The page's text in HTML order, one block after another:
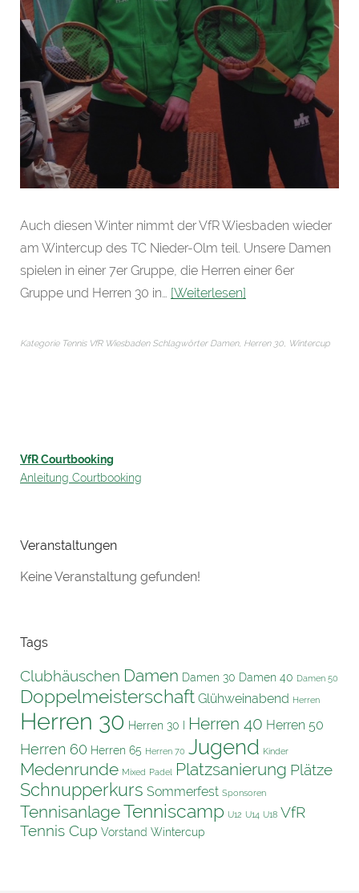
Auch diesen Winter nimmt der VfR Wiesbaden wieder
am Wintercup des TC Nieder-Olm teil. Unsere Damen
spielen in einer 7er Gruppe, die Herren einer 6er
Gruppe und Herren 30 in… Weiterlesen
Kategorie Tennis VfR Wiesbaden Schlagwörter Damen, Herren 30, Wintercup
VfR Courtbooking
Anleitung Courtbooking
Veranstaltungen
Keine Veranstaltung gefunden!
Tags
Clubhäuschen Damen Damen 30 Damen 40 Damen 50
Doppelmeisterschaft Glühweinabend Herren
Herren 30 Herren 30 I Herren 40 Herren 50
Herren 60 Herren 65 Herren 70 Jugend Kinder
Medenrunde Mixed Padel Platzsanierung Plätze
Schnupperkurs Sommerfest Sponsoren
TennisanlageTenniscamp U12 U14 U18 VfR
Tennis Cup Vorstand Wintercup